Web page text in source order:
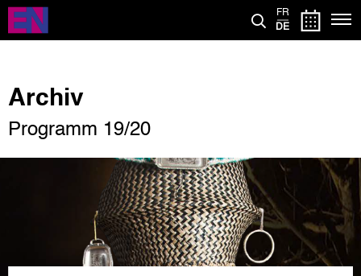
Direkt
zum
Inhalt
FR
DE
Archiv
Programm 19/20